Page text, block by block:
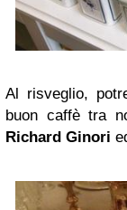
Al risveglio,
buon caffè tra
Richard Ginori